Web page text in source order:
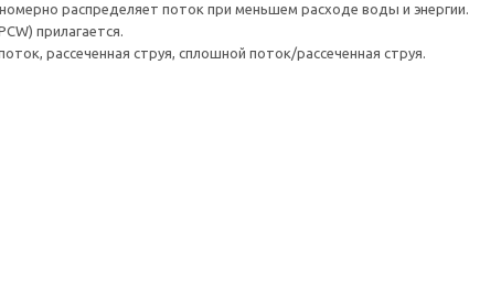
распределяет поток при меньшем расходе воды и энергии.
прилагается.
рассеченная струя, сплошной поток/рассеченная струя.